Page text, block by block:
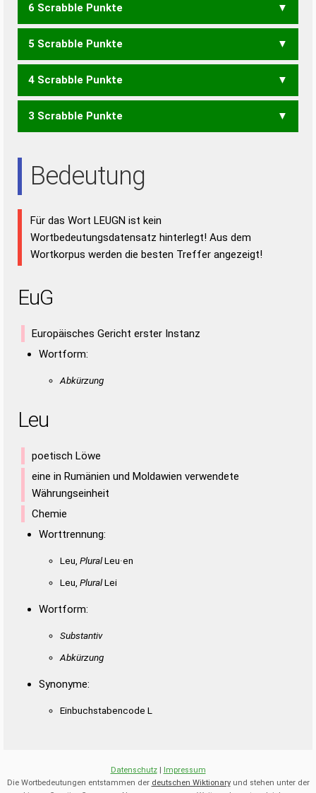
LUGEN LUNGE
6 Scrabble Punkte
LENG LUGE
5 Scrabble Punkte
GEL LEG LUG ULEN
4 Scrabble Punkte
ENG GEN GNU
3 Scrabble Punkte
Bedeutung
Für das Wort LEUGN ist kein
Wortbedeutungsdatensatz hinterlegt! Aus dem
Wortkorpus werden die besten Treffer angezeigt!
EuG
Europäisches Gericht erster Instanz
Wortform:
Abkürzung
Leu
poetisch Löwe
eine in Rumänien und Moldawien verwendete
Währungseinheit
Chemie
Worttrennung:
Leu, PluralLeu·en
Leu, PluralLei
Wortform:
Substantiv
Abkürzung
Synonyme:
Einbuchstabencode L
Datenschutz| Impressum
Die Wortbedeutungen entstammen der deutschen Wiktionaryund stehen unter der